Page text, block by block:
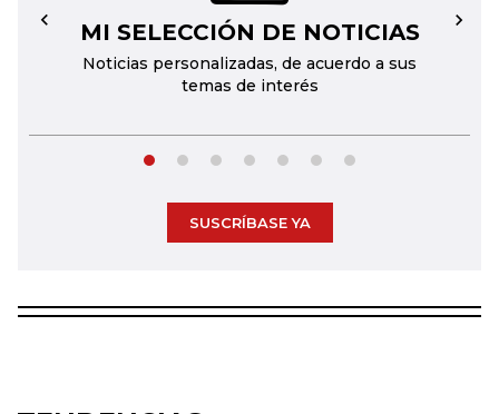
MI SELECCIÓN DE NOTICIAS
Noticias personalizadas, de acuerdo a sus
temas de interés
← →
SUSCRÍBASE YA